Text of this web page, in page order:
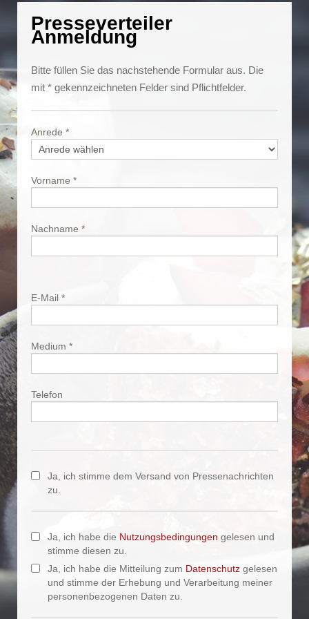
Presseverteiler
Anmeldung
Bitte füllen Sie das nachstehende Formular aus. Die
mit * gekennzeichneten Felder sind Pflichtfelder.
Anrede *
Vorname *
Nachname *
E-Mail *
Medium *
Telefon
Ja, ich stimme dem Versand von Pressenachrichten
zu.
Ja, ich habe die Nutzungsbedingungen gelesen und
stimme diesen zu.
Ja, ich habe die Mitteilung zum Datenschutz gelesen
und stimme der Erhebung und Verarbeitung meiner
personenbezogenen Daten zu.